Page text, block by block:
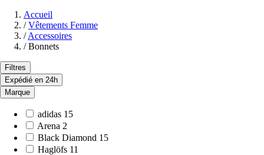
Accueil
/ Vêtements Femme
/ Accessoires
/ Bonnets
Filtres
Expédié en 24h
Marque
adidas 15
Arena 2
Black Diamond 15
Haglöfs 11